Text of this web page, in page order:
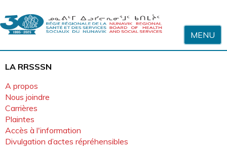
MENU
LA RRSSSN
A propos
Nous joindre
Carrières
Plaintes
Accès à l'information
Divulgation d’actes répréhensibles